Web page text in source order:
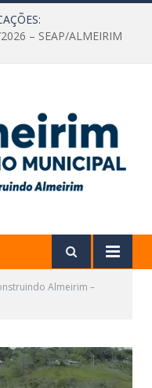
– SEAP/ALMEIRIM
Almeirim –